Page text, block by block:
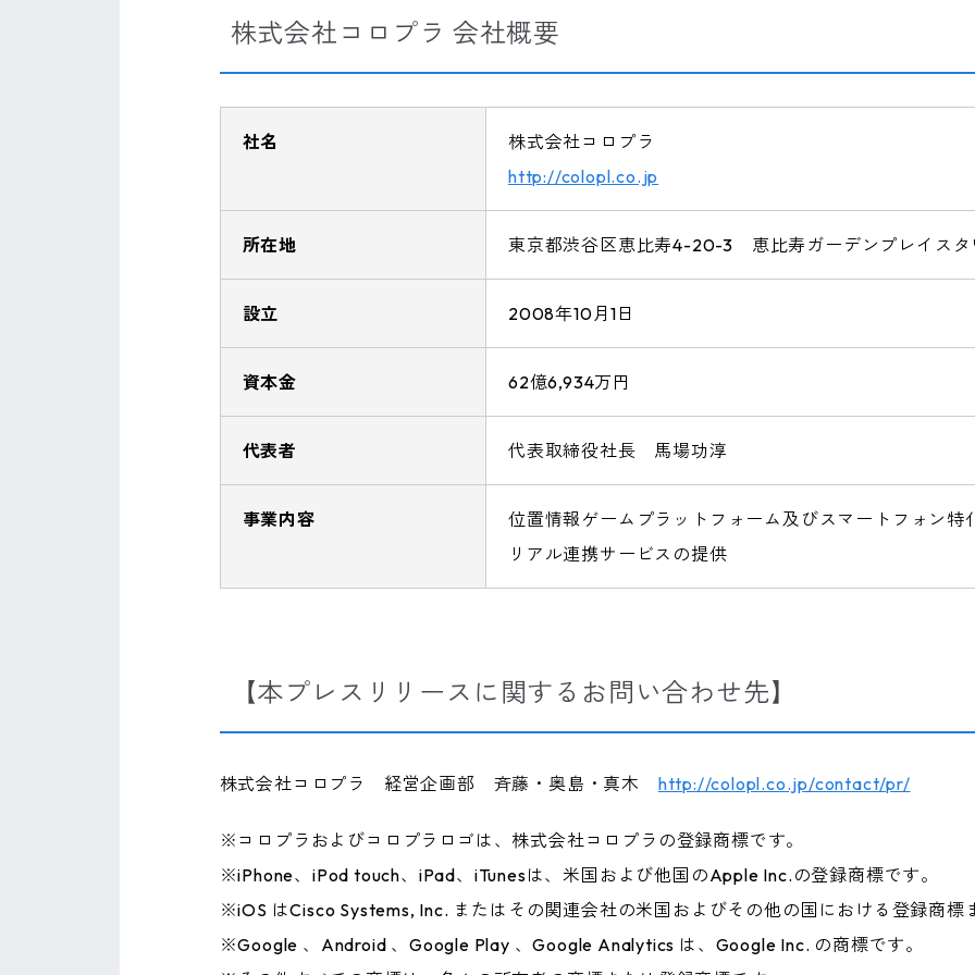
株式会社コロプラ 会社概要
社名
株式会社コロプラ
http://colopl.co.jp
所在地 東京都渋谷区恵比寿4-20-3 恵比寿ガーデンプレイスタ
設立 2008年10月1日
資本金 62億6,934万円
代表者 代表取締役社長 馬場功淳
事業内容
位置情報ゲームプラットフォーム及びスマートフォン特
リアル連携サービスの提供
【本プレスリリースに関するお問い合わせ先】
株式会社コロプラ 経営企画部 斉藤・奥島・真木 http://colopl.co.jp/contact/pr/
※コロプラおよびコロプラロゴは、株式会社コロプラの登録商標です。
※iPhone、iPod touch、iPad、iTunesは、米国および他国のApple Inc.の登録商標です。
※iOS はCisco Systems, Inc. またはその関連会社の米国およびその他の国における登録商標
※Google 、Android 、Google Play 、Google Analytics は、Google Inc. の商標です。